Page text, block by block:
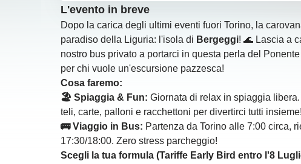
L'evento in breve
Dopo la carica degli ultimi eventi fuori Torino, la
paradiso della Liguria: l'isola di Bergeggi! 🌊 Lascia a
nostro bus privato a portarci in questa perla del
per chi vuole un'escursione pazzesca!
Cosa faremo:
🏖️ Spiaggia & Fun: Giornata di relax in spiaggia
teli, carte, palloni e racchettoni per divertirci tutti
🚌 Viaggio in Bus: Partenza da Torino alle 7:00 circa,
17:30/18:00. Zero stress parcheggio!
Scegli la tua formula (Tariffe Early Bird entro l'8